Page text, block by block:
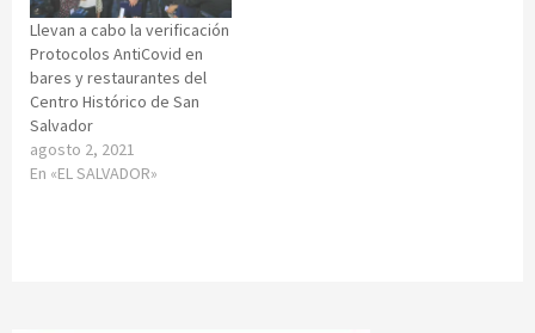
Llevan a cabo la verificación
Protocolos AntiCovid en
bares y restaurantes del
Centro Histórico de San
Salvador
agosto 2, 2021
En «EL SALVADOR»